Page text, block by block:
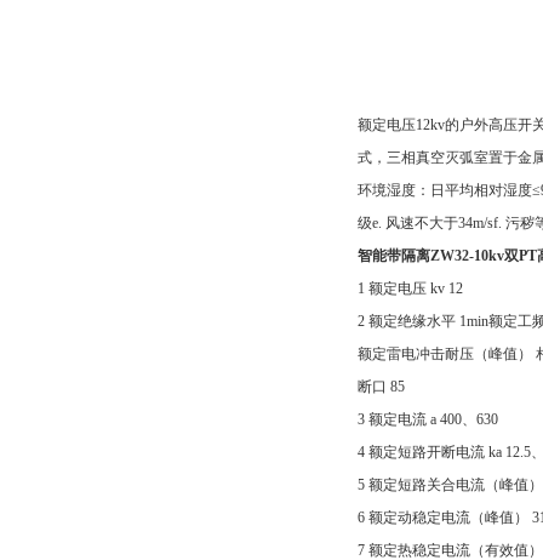
额定电压12kv的户外高压开
式，三相真空灭弧室置于金
环境湿度：日平均相对湿度
级e. 风速不大于34m/sf. 污
智能带隔离ZW32-10kv双PT
1 额定电压 kv 12
2 额定绝缘水平 1min额定工
额定雷电冲击耐压（峰值）
断口 85
3 额定电流 a 400、630
4 额定短路开断电流 ka 12.5
5 额定短路关合电流（峰值
6 额定动稳定电流（峰值）
7 额定热稳定电流（有效值